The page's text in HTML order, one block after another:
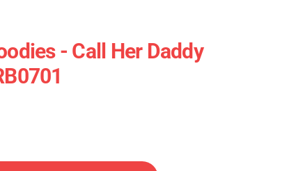
- Call Her Daddy